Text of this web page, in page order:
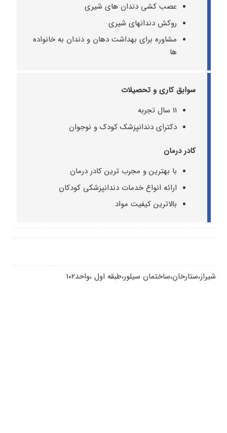
عصب کشی دندان های شیری
روکش دندانهای شیری
مشاوره برای بهداشت دهان و دندان به خانواده
ها
سوابق کاری و تحصیلات
11 سال تجربه
دکترای دندانپزشک کودک و نوجوان
کادر درمان
با بهترین و مجرب ترین کادر درمان
ارائه انواع خدمات دندانپزشکی کودکان
بالاترین کیفیت مواد
شیراز،ستارخان،ساختمان سیلور،طبقه اول ،واحد102